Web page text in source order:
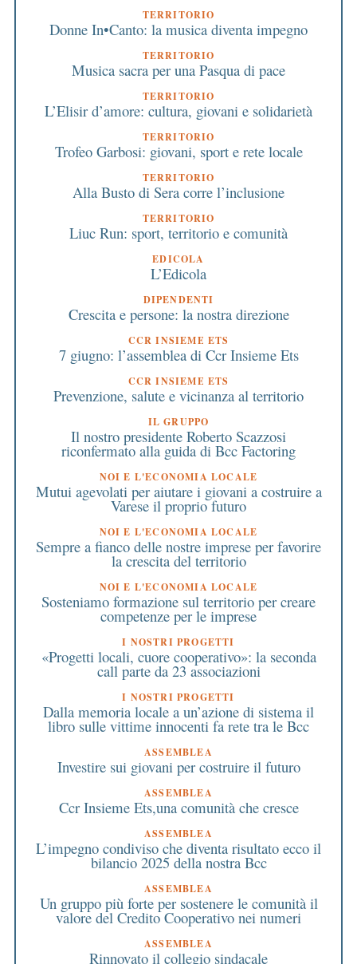
TERRITORIO
Donne In•Canto: la musica diventa impegno
TERRITORIO
Musica sacra per una Pasqua di pace
TERRITORIO
L’Elisir d’amore: cultura, giovani e solidarietà
TERRITORIO
Trofeo Garbosi: giovani, sport e rete locale
TERRITORIO
Alla Busto di Sera corre l’inclusione
TERRITORIO
Liuc Run: sport, territorio e comunità
EDICOLA
L’Edicola
DIPENDENTI
Crescita e persone: la nostra direzione
CCR INSIEME ETS
7 giugno: l’assemblea di Ccr Insieme Ets
CCR INSIEME ETS
Prevenzione, salute e vicinanza al territorio
IL GRUPPO
Il nostro presidente Roberto Scazzosi
riconfermato alla guida di Bcc Factoring
NOI E L'ECONOMIA LOCALE
Mutui agevolati per aiutare i giovani a costruire a
Varese il proprio futuro
NOI E L'ECONOMIA LOCALE
Sempre a fianco delle nostre imprese per favorire
la crescita del territorio
NOI E L'ECONOMIA LOCALE
Sosteniamo formazione sul territorio per creare
competenze per le imprese
I NOSTRI PROGETTI
«Progetti locali, cuore cooperativo»: la seconda
call parte da 23 associazioni
I NOSTRI PROGETTI
Dalla memoria locale a un’azione di sistema il
libro sulle vittime innocenti fa rete tra le Bcc
ASSEMBLEA
Investire sui giovani per costruire il futuro
ASSEMBLEA
Ccr Insieme Ets,una comunità che cresce
ASSEMBLEA
L’impegno condiviso che diventa risultato ecco il
bilancio 2025 della nostra Bcc
ASSEMBLEA
Un gruppo più forte per sostenere le comunità il
valore del Credito Cooperativo nei numeri
ASSEMBLEA
Rinnovato il collegio sindacale